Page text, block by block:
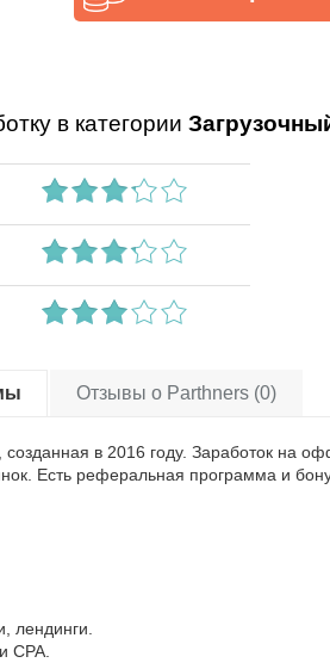
в категории
Отзывы о Parthners (0)
в 2016 году. Заработок на
Есть реферальная программа и
лендинги.
CPA.